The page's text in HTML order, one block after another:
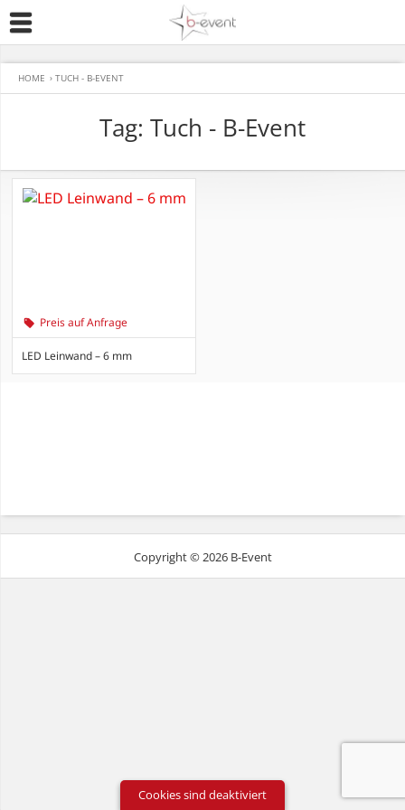
Tag: Tuch - B-Event
HOME › TUCH - B-EVENT
LED Leinwand – 6 mm
Preis auf Anfrage
Copyright © 2026 B-Event
Cookies sind deaktiviert